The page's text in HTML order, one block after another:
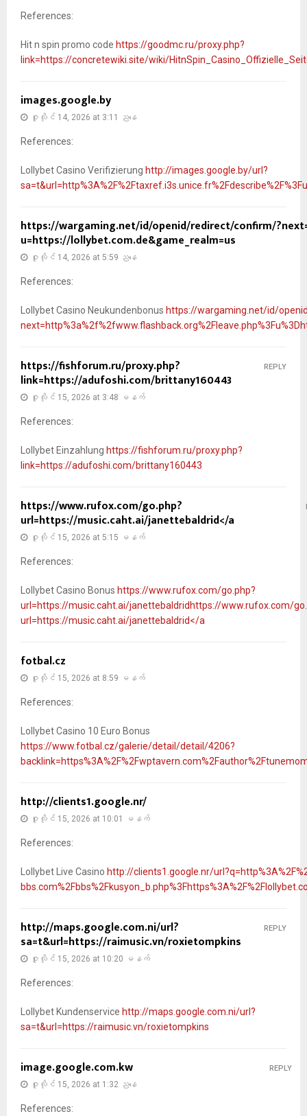
References:
Hit n spin promo code https://goodmc.ru/proxy.php?
link=https://concretewiki.site/wiki/
images.google.by
ဇူလိုင် 14, 2026 at 3:11 ညနေ
References:
Lollybet Casino Verifizierung http://images.google.by/url?
https://wargaming.net/id/openid/redirect/confirm/
u=https://lollybet.com.de&game_realm=us
ဇူလိုင် 14, 2026 at 5:59 ညနေ
References:
Lollybet Casino Neukundenbonus https://wargaming.net/id/
https://fishforum.ru/proxy.php?
link=https://adufoshi.com/brittany160443
ဇူလိုင် 15, 2026 at 3:48 မနက်
References:
Lollybet Einzahlung https://fishforum.ru/proxy.php?
link=https://adufoshi.com/brittany160443
REPLY
https://www.rufox.com/go.php?
url=https://music.caht.ai/janettebaldrid</a
ဇူလိုင် 15, 2026 at 5:15 မနက်
References:
Lollybet Casino Bonus https://www.rufox.com/go.php?
url=https://music.caht.ai/janettebaldridhttps://www.rufox.com/
url=https://music.caht.ai/janettebaldrid</a
fotbal.cz
ဇူလိုင် 15, 2026 at 8:59 မနက်
References:
Lollybet Casino 10 Euro Bonus
https://www.fotbal.cz/galerie/detail/detail/4206?
http://clients1.google.nr/
ဇူလိုင် 15, 2026 at 10:01 မနက်
References:
Lollybet Live Casino http://clients1.google.nr/
http://maps.google.com.ni/url?
sa=t&url=https://raimusic.vn/roxietompkins
ဇူလိုင် 15, 2026 at 10:20 မနက်
References:
Lollybet Kundenservice http://maps.google.com.ni/url?
sa=t&url=https://raimusic.vn/roxietompkins
REPLY
image.google.com.kw
ဇူလိုင် 15, 2026 at 1:32 ညနေ
References:
REPLY